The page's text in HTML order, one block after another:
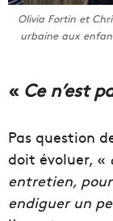
Olivia Fortin et
urbaine aux
« Ce n’est
Pas question
doit évoluer, «
entretien,
endiguer un